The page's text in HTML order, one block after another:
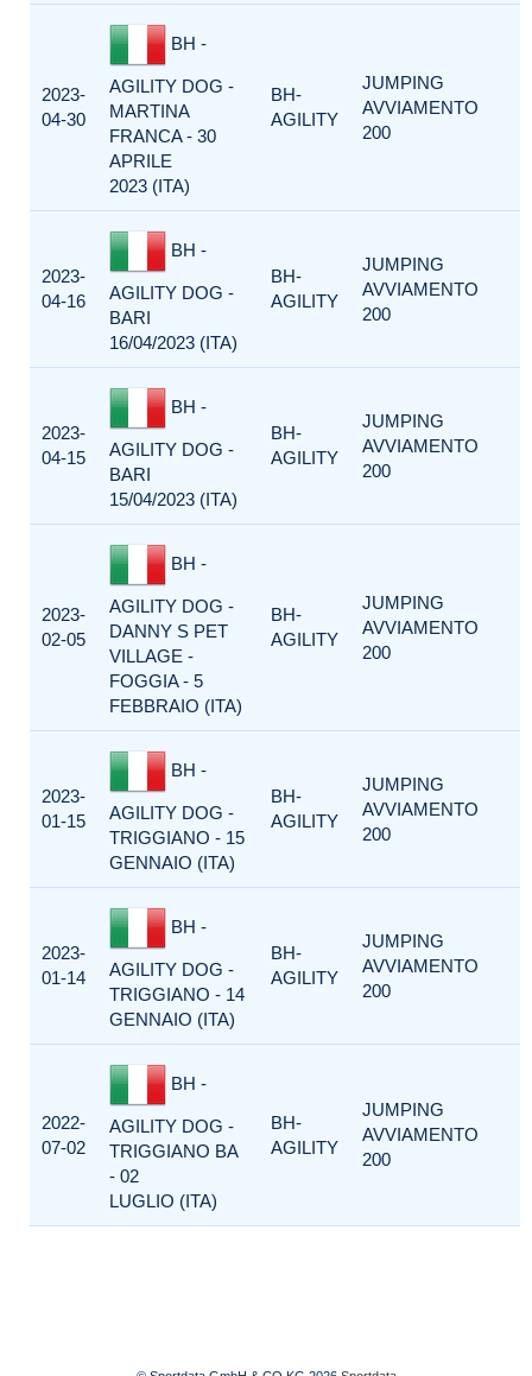
2023-
04-30
BH -
AGILITY DOG -
MARTINA
FRANCA - 30
APRILE
2023 (ITA)
BH-
AGILITY
JUMPING
AVVIAMENTO
200
2023-
04-16
BH -
AGILITY DOG -
BARI
16/04/2023 (ITA)
BH-
AGILITY
JUMPING
AVVIAMENTO
200
2023-
04-15
BH -
AGILITY DOG -
BARI
15/04/2023 (ITA)
BH-
AGILITY
JUMPING
AVVIAMENTO
200
2023-
02-05
BH -
AGILITY DOG -
DANNY S PET
VILLAGE -
FOGGIA - 5
FEBBRAIO (ITA)
BH-
AGILITY
JUMPING
AVVIAMENTO
200
2023-
01-15
BH -
AGILITY DOG -
TRIGGIANO - 15
GENNAIO (ITA)
BH-
AGILITY
JUMPING
AVVIAMENTO
200
2023-
01-14
BH -
AGILITY DOG -
TRIGGIANO - 14
GENNAIO (ITA)
BH-
AGILITY
JUMPING
AVVIAMENTO
200
2022-
07-02
BH -
AGILITY DOG -
TRIGGIANO BA
- 02
LUGLIO (ITA)
BH-
AGILITY
JUMPING
AVVIAMENTO
200